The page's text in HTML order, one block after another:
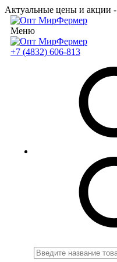
Актуальные цены и акции
Меню
+7 (4832) 606-813